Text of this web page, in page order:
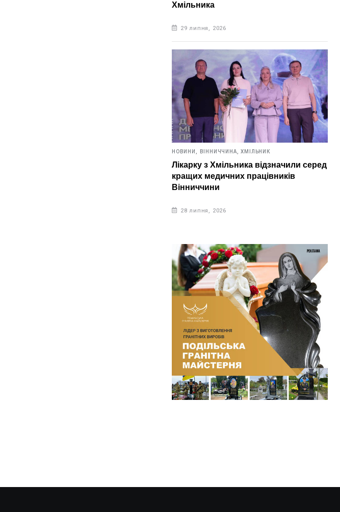
Хмільника
29 липня, 2026
НОВИНИ, ВІННИЧЧИНА, ХМІЛЬНИК
Лікарку з Хмільника відзначили серед
кращих медичних працівників
Вінниччини
28 липня, 2026